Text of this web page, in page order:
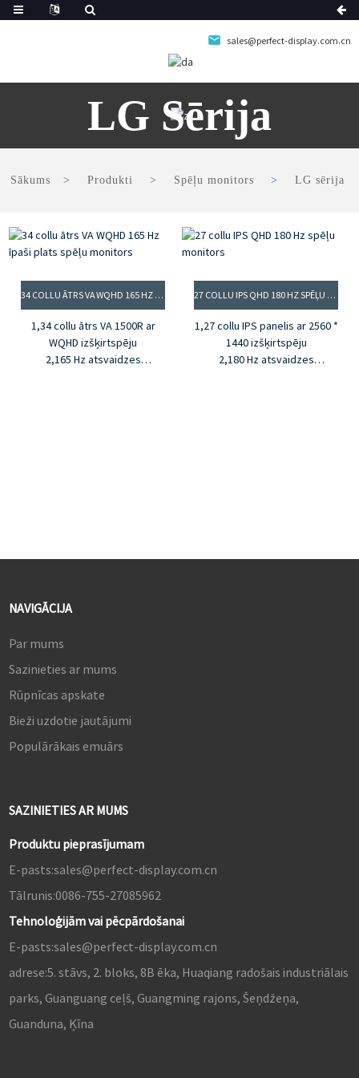
sales@perfect-display.com.cn
LG Sērija
Sākums Produkti Spēļu monitors LG sērija
34 COLLU ĀTRS VA WQHD 165 HZ ĪPAŠI PLATS SPĒĻU MONITORS
1,34 collu ātrs VA 1500R ar
WQHD izšķirtspēju
2,165 Hz atsvaidzes
27 COLLU IPS QHD 180 HZ SPĒĻU MONITORS
1,27 collu IPS panelis ar 2560 *
1440 izšķirtspēju
2,180 Hz atsvaidzes
NAVIGĀCIJA
Par mums
Sazinieties ar mums
Rūpnīcas apskate
Bieži uzdotie jautājumi
Populārākais emuārs
SAZINIETIES AR MUMS
Produktu pieprasījumam
E-pasts:sales@perfect-display.com.cn
Tālrunis:0086-755-27085962
Tehnoloģijām vai pēcpārdošanai
E-pasts:sales@perfect-display.com.cn
adrese:5. stāvs, 2. bloks, 8B ēka, Huaqiang radošais industriālais
parks, Guanguang ceļš, Guangming rajons, Šeņdžeņa,
Guanduna, Ķīna